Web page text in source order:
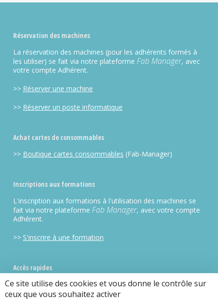
Ce site utilise des cookies et vous donne le contrôle sur
ceux que vous souhaitez activer
Réservation des machines
La réservation des machines (pour les adhérents formés à
les utiliser) se fait via notre plateforme Fab Manager, avec
votre compte Adhérent.
>> Réserver une machine
>> Réserver un poste informatique
Achat cartes de consommables
>> Boutique cartes consommables (Fab-Manager)
Inscriptions aux formations
L'inscription aux formations à l'utilisation des machines se
fait via notre plateforme Fab Manager, avec votre compte
Adhérent.
>> S'inscrire à une formation
Accès rapides
>>fab-Manager(plateforme de gestion)